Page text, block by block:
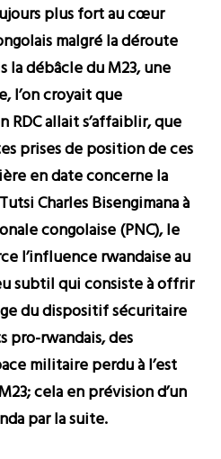
plus fort au cœur
malgré la déroute
la débâcle du M23, une
l’on croyait que
RDC allait s’affaiblir, que
prises de position de ces
en date concerne la
Charles Bisengimana à
congolaise (PNC), le
l’influence rwandaise au
subtil qui consiste à offrir
du dispositif sécuritaire
pro-rwandais, des
militaire perdu à l’est
cela en prévision d’un
par la suite.